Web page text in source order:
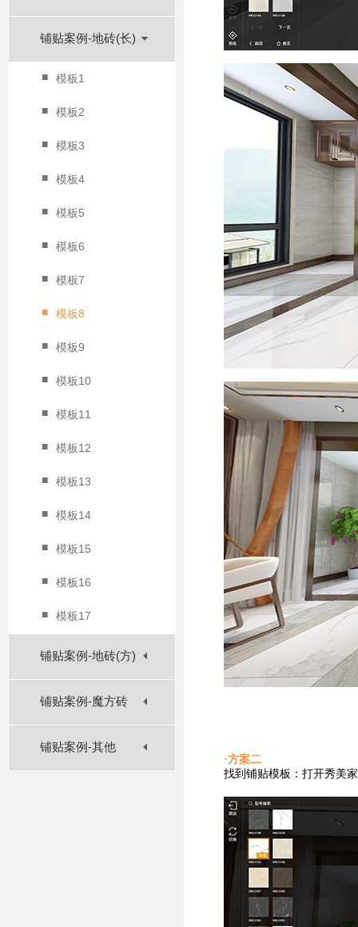
铺贴案例-地砖(长)
■ 模板1
■ 模板2
■ 模板3
■ 模板4
■ 模板5
■ 模板6
■ 模板7
■ 模板8
■ 模板9
■ 模板10
■ 模板11
■ 模板12
■ 模板13
■ 模板14
■ 模板15
■ 模板16
■ 模板17
铺贴案例-地砖(方)
铺贴案例-魔方砖
铺贴案例-其他
·方案二
找到铺贴模板：打开秀美